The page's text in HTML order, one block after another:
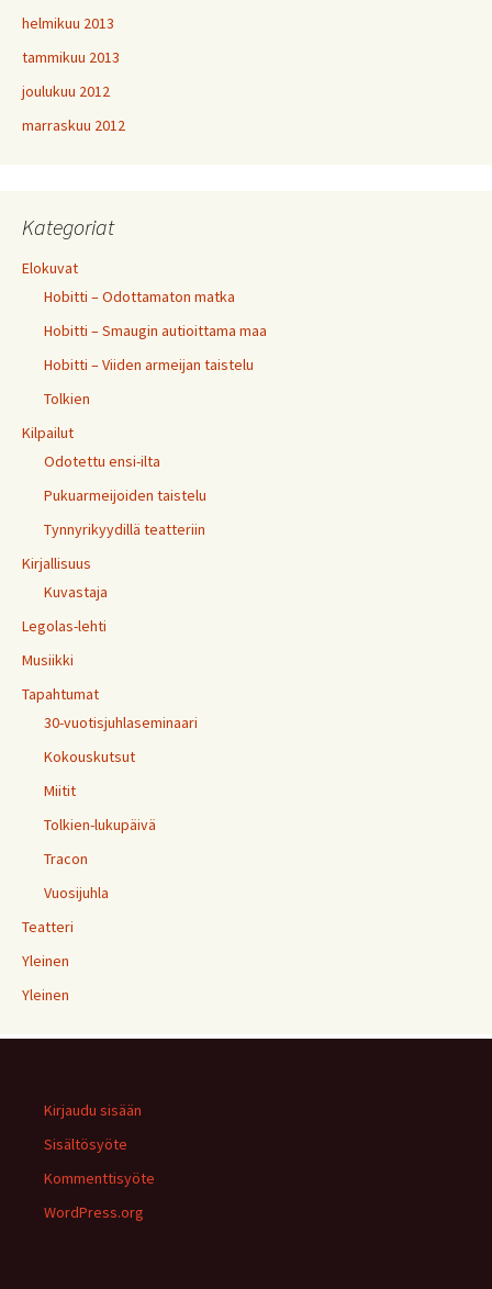
helmikuu 2013
tammikuu 2013
joulukuu 2012
marraskuu 2012
Kategoriat
Elokuvat
Hobitti – Odottamaton matka
Hobitti – Smaugin autioittama maa
Hobitti – Viiden armeijan taistelu
Tolkien
Kilpailut
Odotettu ensi-ilta
Pukuarmeijoiden taistelu
Tynnyrikyydillä teatteriin
Kirjallisuus
Kuvastaja
Legolas-lehti
Musiikki
Tapahtumat
30-vuotisjuhlaseminaari
Kokouskutsut
Miitit
Tolkien-lukupäivä
Tracon
Vuosijuhla
Teatteri
Yleinen
Yleinen
Kirjaudu sisään
Sisältösyöte
Kommenttisyöte
WordPress.org